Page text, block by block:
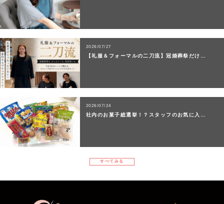
2026/07/27
【礼服＆フォーマルの二刀流】冠婚葬祭だけ…
2026/07/24
社内のお菓子総選挙！？スタッフのお気に入…
すべてみる